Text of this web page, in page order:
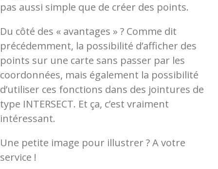
pas aussi simple que de créer des points.
Du côté des « avantages » ? Comme dit
précédemment, la possibilité d’afficher des
points sur une carte sans passer par les
coordonnées, mais également la possibilité
d’utiliser ces fonctions dans des jointures de
type INTERSECT. Et ça, c’est vraiment
intéressant.
Une petite image pour illustrer ? A votre
service !